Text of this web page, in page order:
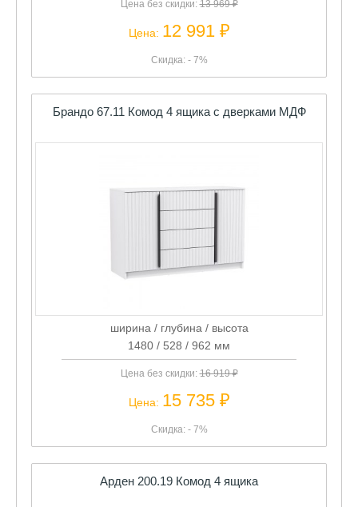
Цена без скидки:13 969 ₽
Цена: 12 991 ₽
Скидка: - 7%
Брандо 67.11 Комод 4 ящика с дверками МДФ
ширина / глубина / высота
1480 / 528 / 962 мм
Цена без скидки:16 919 ₽
Цена: 15 735 ₽
Скидка: - 7%
Арден 200.19 Комод 4 ящика